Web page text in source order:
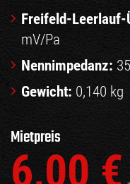
Freifeld-
mV/Pa
Nennimpedanz:
Gewicht: 0,140 kg
Mietpreis
6,00 €